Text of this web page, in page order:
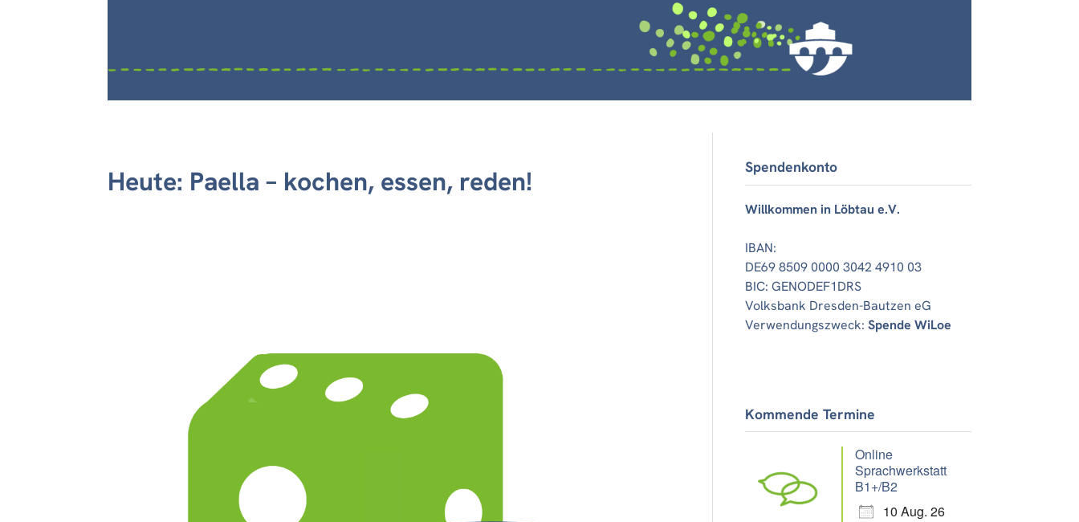
Heute: Paella – kochen, essen, reden! Spendenkonto
Willkommen in Löbtau e.V.
IBAN:
DE69 8509 0000 3042 4910 03
BIC: GENODEF1DRS
Volksbank Dresden-Bautzen eG
Verwendungszweck:Spende WiLoe
Kommende Termine
Online
Sprachwerkstatt
B1+/B2
10 Aug. 26